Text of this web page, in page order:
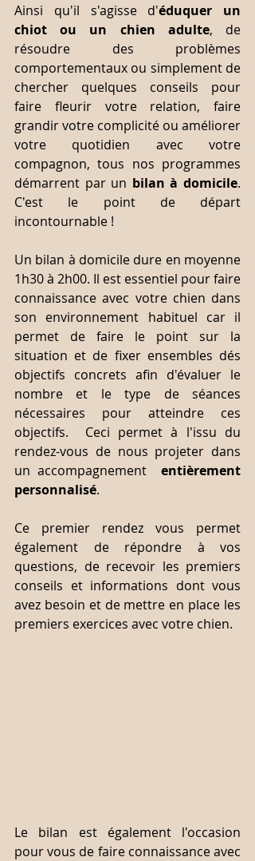
Ainsi qu'il s'agisse d'éduquer un
chiot ou un chien adulte, de
résoudre des problèmes
comportementaux ou simplement de
chercher quelques conseils pour
faire fleurir votre relation, faire
grandir votre complicité ou améliorer
votre quotidien avec votre
compagnon, tous nos programmes
démarrent par un bilan à domicile.
C'est le point de départ
incontournable !
Un bilan à domicile dure en moyenne
1h30 à 2h00. Il est essentiel pour faire
connaissance avec votre chien dans
son environnement habituel car il
permet de faire le point sur la
situation et de fixer ensembles dés
objectifs concrets afin d'évaluer le
nombre et le type de séances
nécessaires pour atteindre ces
objectifs.  Ceci permet à l'issu du
rendez-vous de nous projeter dans
un accompagnement
entièrement
personnalisé.
Ce premier rendez vous permet
également de répondre à vos
questions, de recevoir les premiers
conseils et informations dont vous
avez besoin et de mettre en place les
premiers exercices avec votre chien.
Le bilan est également l'occasion